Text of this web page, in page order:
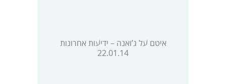
איטם על ג’ואנה – ידיעות אחרונות
22.01.14